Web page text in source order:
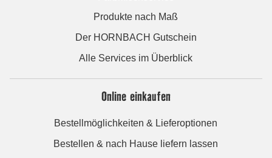
Produkte nach Maß
Der HORNBACH Gutschein
Alle Services im Überblick
Online einkaufen
Bestellmöglichkeiten & Lieferoptionen
Bestellen & nach Hause liefern lassen